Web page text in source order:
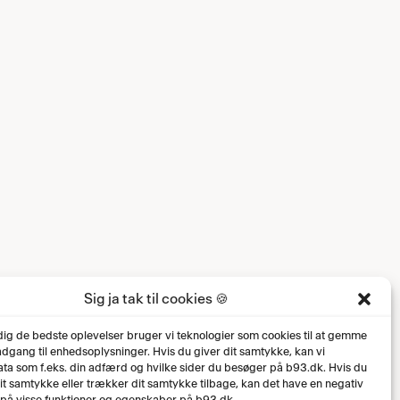
Sig ja tak til cookies 🍪
de bedste oplevelser bruger vi teknologier som cookies til at gemme
til enhedsoplysninger. Hvis du giver dit samtykke, kan vi
som f.eks. din adfærd og hvilke sider du besøger på b93.dk. Hvis du
samtykke eller trækker dit samtykke tilbage, kan det have en negativ